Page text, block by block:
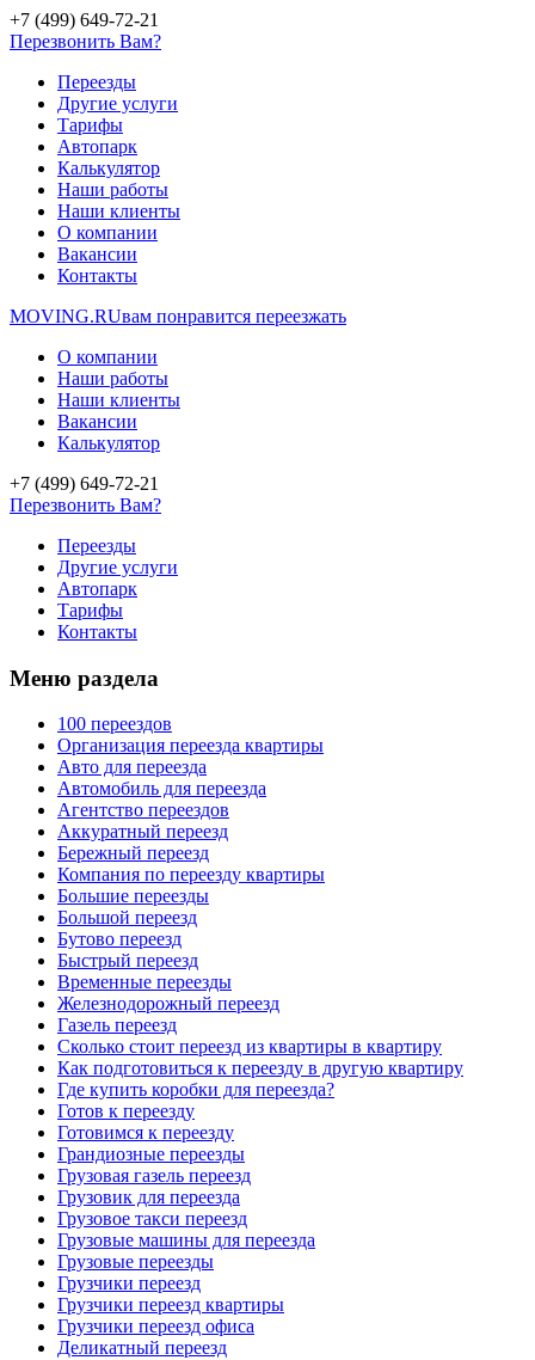
+7 (499) 649-72-21
Перезвонить Вам?
Переезды
Другие услуги
Тарифы
Автопарк
Калькулятор
Наши работы
Наши клиенты
О компании
Вакансии
Контакты
MOVING.RUвам понравится переезжать
О компании
Наши работы
Наши клиенты
Вакансии
Калькулятор
+7 (499) 649-72-21
Перезвонить Вам?
Переезды
Другие услуги
Автопарк
Тарифы
Контакты
Меню раздела
100 переездов
Организация переезда квартиры
Авто для переезда
Автомобиль для переезда
Агентство переездов
Аккуратный переезд
Бережный переезд
Компания по переезду квартиры
Большие переезды
Большой переезд
Бутово переезд
Быстрый переезд
Временные переезды
Железнодорожный переезд
Газель переезд
Сколько стоит переезд из квартиры в квартиру
Как подготовиться к переезду в другую квартиру
Где купить коробки для переезда?
Готов к переезду
Готовимся к переезду
Грандиозные переезды
Грузовая газель переезд
Грузовик для переезда
Грузовое такси переезд
Грузовые машины для переезда
Грузовые переезды
Грузчики переезд
Грузчики переезд квартиры
Грузчики переезд офиса
Деликатный переезд